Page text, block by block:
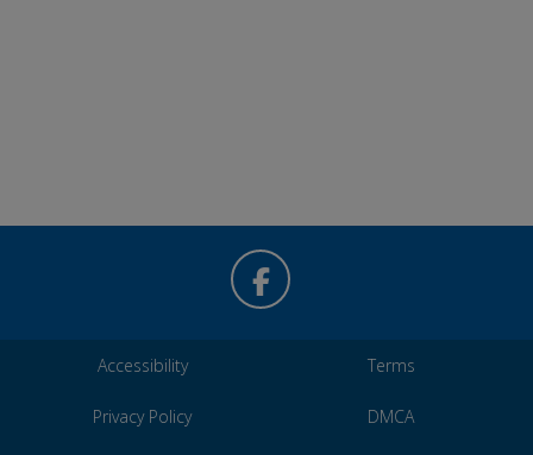
Accessibility Terms
Privacy Policy DMCA